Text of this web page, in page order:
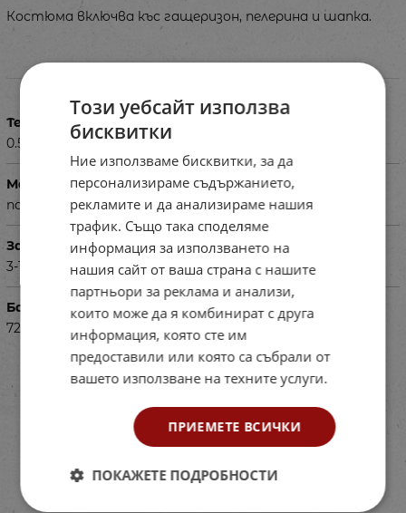
Костюма включва къс гащеризон, пелерина и шапка.
Тегло в кг
0.500
Материал
памучен плат
За деца на възраст
3-18 год.
Баркод (ISBN, UPC, др.)
7204119
Този уебсайт използва
бисквитки
Ние използваме бисквитки, за да
персонализираме съдържанието,
рекламите и да анализираме нашия
трафик. Също така споделяме
информация за използването на
нашия сайт от ваша страна с нашите
партньори за реклама и анализи,
които може да я комбинират с друга
информация, която сте им
предоставили или която са събрали от
вашето използване на техните услуги.
ПРИЕМЕТЕ ВСИЧКИ
ПОКАЖЕТЕ ПОДРОБНОСТИ